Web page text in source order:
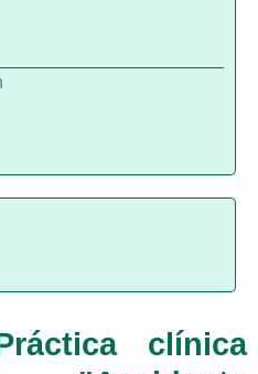
clínica